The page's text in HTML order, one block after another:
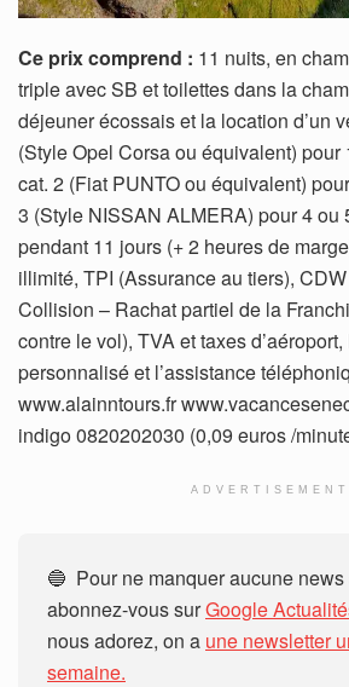
Ce prix comprend : 11 nuits, en
triple avec SB et toilettes dans la
déjeuner écossais et la location d’un
(Style Opel Corsa ou équivalent) pour
cat. 2 (Fiat PUNTO ou équivalent)
3 (Style NISSAN ALMERA) pour 4 ou
pendant 11 jours (+ 2 heures de
illimité, TPI (Assurance au tiers),
Collision – Rachat partiel de la
contre le vol), TVA et taxes
personnalisé et l’assistance
www.alainntours.fr
indigo 0820202030 (0,09 euros /
ADVERTISEMENT
🔵 Pour ne manquer aucune news
abonnez-vous surGoogle
nous adorez, on a une newsletter
semaine.